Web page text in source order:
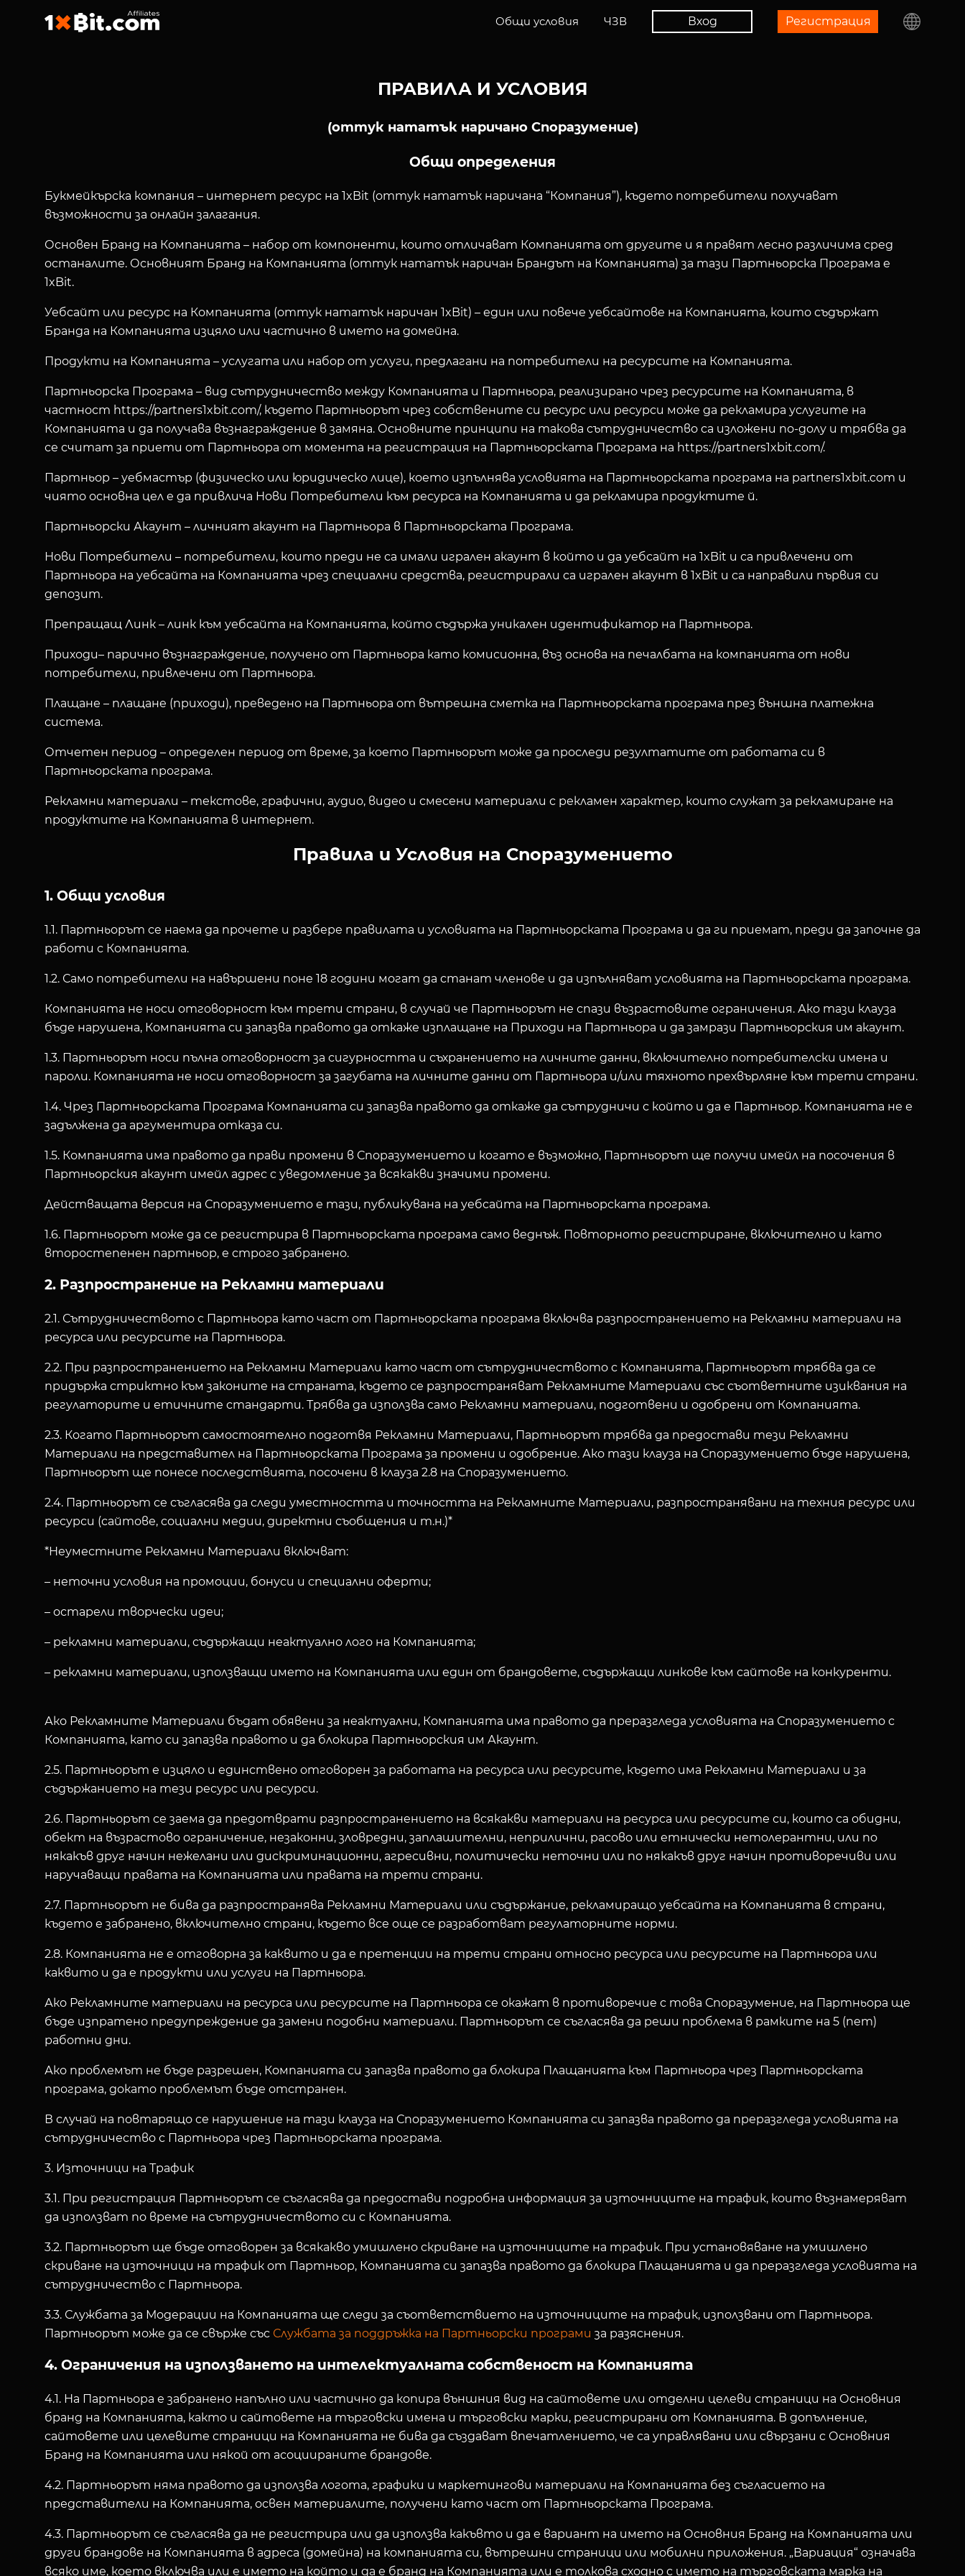
Общи условия ЧЗВ Вход Регистрaция
ПРАВИЛА И УСЛОВИЯ
(оттук нататък наричано Споразумение)
Общи определения
Букмейкърска компания – интернет ресурс на 1xBit (оттук нататък наричана “Компания”), където потребители получават
възможности за онлайн залагания.
Основен Бранд на Компанията – набор от компоненти, които отличават Компанията от другите и я правят лесно различима сред
останалите. Основният Бранд на Компанията (оттук нататък наричан Брандът на Компанията) за тази Партньорска Програма е
1xBit.
Уебсайт или ресурс на Компанията (оттук нататък наричан 1xBit) – един или повече уебсайтове на Компанията, които съдържат
Бранда на Компанията изцяло или частично в името на домейна.
Продукти на Компанията – услугата или набор от услуги, предлагани на потребители на ресурсите на Компанията.
Партньорска Програма – вид сътрудничество между Компанията и Партньора, реализирано чрез ресурсите на Компанията, в
частност https://partners1xbit.com/, където Партньорът чрез собствените си ресурс или ресурси може да рекламира услугите на
Компанията и да получава възнаграждение в замяна. Основните принципи на такова сътрудничество са изложени по-долу и трябва да
се считат за приети от Партньора от момента на регистрация на Партньорската Програма на https://partners1xbit.com/.
Партньор – уебмастър (физическо или юридическо лице), което изпълнява условията на Партньорската програма на partners1xbit.com и
чиято основна цел е да привлича Нови Потребители към ресурса на Компанията и да рекламира продуктите й.
Партньорски Акаунт – личният акаунт на Партньора в Партньорската Програма.
Нови Потребители – потребители, които преди не са имали игрален акаунт в който и да уебсайт на 1xBit и са привлечени от
Партньора на уебсайта на Компанията чрез специални средства, регистрирали са игрален акаунт в 1xBit и са направили първия си
депозит.
Препращащ Линк – линк към уебсайта на Компанията, който съдържа уникален идентификатор на Партньора.
Приходи– парично възнаграждение, получено от Партньора като комисионна, въз основа на печалбата на компанията от нови
потребители, привлечени от Партньора.
Плащане – плащане (приходи), преведено на Партньора от вътрешна сметка на Партньорската програма през външна платежна
система.
Отчетен период – определен период от време, за което Партньорът може да проследи резултатите от работата си в
Партньорската програма.
Рекламни материали – текстове, графични, аудио, видео и смесени материали с рекламен характер, които служат за рекламиране на
продуктите на Компанията в интернет.
Правила и Условия на Споразумението
1. Общи условия
1.1. Партньорът се наема да прочете и разбере правилата и условията на Партньорската Програма и да ги приемат, преди да започне да
работи с Компанията.
1.2. Само потребители на навършени поне 18 години могат да станат членове и да изпълняват условията на Партньорската програма.
Компанията не носи отговорност към трети страни, в случай че Партньорът не спази възрастовите ограничения. Ако тази клауза
бъде нарушена, Компанията си запазва правото да откаже изплащане на Приходи на Партньора и да замрази Партньорския им акаунт.
1.3. Партньорът носи пълна отговорност за сигурността и съхранението на личните данни, включително потребителски имена и
пароли. Компанията не носи отговорност за загубата на личните данни от Партньора и/или тяхното прехвърляне към трети страни.
1.4. Чрез Партньорската Програма Компанията си запазва правото да откаже да сътрудничи с който и да е Партньор. Компанията не е
задължена да аргументира отказа си.
1.5. Компанията има правото да прави промени в Споразумението и когато е възможно, Партньорът ще получи имейл на посочения в
Партньорския акаунт имейл адрес с уведомление за всякакви значими промени.
Действащата версия на Споразумението е тази, публикувана на уебсайта на Партньорската програма.
1.6. Партньорът може да се регистрира в Партньорската програма само веднъж. Повторното регистриране, включително и като
второстепенен партньор, е строго забранено.
2. Разпространение на Рекламни материали
2.1. Сътрудничеството с Партньора като част от Партньорската програма включва разпространението на Рекламни материали на
ресурса или ресурсите на Партньора.
2.2. При разпространението на Рекламни Материали като част от сътрудничеството с Компанията, Партньорът трябва да се
придържа стриктно към законите на страната, където се разпространяват Рекламните Материали със съответните изиквания на
регулаторите и етичните стандарти. Трябва да използва само Рекламни материали, подготвени и одобрени от Компанията.
2.3. Когато Партньорът самостоятелно подготвя Рекламни Материали, Партньорът трябва да предостави тези Рекламни
Материали на представител на Партньорската Програма за промени и одобрение. Ако тази клауза на Споразумението бъде нарушена,
Партньорът ще понесе последствията, посочени в клауза 2.8 на Споразумението.
2.4. Партньорът се съгласява да следи уместността и точността на Рекламните Материали, разпространявани на техния ресурс или
ресурси (сайтове, социални медии, директни съобщения и т.н.)*
*Неуместните Рекламни Материали включват:
– неточни условия на промоции, бонуси и специални оферти;
– остарели творчески идеи;
– рекламни материали, съдържащи неактуално лого на Компанията;
– рекламни материали, използващи името на Компанията или един от брандовете, съдържащи линкове към сайтове на конкуренти.
Ако Рекламните Материали бъдат обявени за неактуални, Компанията има правото да преразгледа условията на Споразумението с
Компанията, като си запазва правото и да блокира Партньорския им Акаунт.
2.5. Партньорът е изцяло и единствено отговорен за работата на ресурса или ресурсите, където има Рекламни Материали и за
съдържанието на тези ресурс или ресурси.
2.6. Партньорът се заема да предотврати разпространението на всякакви материали на ресурса или ресурсите си, които са обидни,
обект на възрастово ограничение, незаконни, зловредни, заплашителни, неприлични, расово или етнически нетолерантни, или по
някакъв друг начин нежелани или дискриминационни, агресивни, политически неточни или по някакъв друг начин противоречиви или
наручаващи правата на Компанията или правата на трети страни.
2.7. Партньорът не бива да разпространява Рекламни Материали или съдържание, рекламиращо уебсайта на Компанията в страни,
където е забранено, включително страни, където все още се разработват регулаторните норми.
2.8. Компанията не е отговорна за каквито и да е претенции на трети страни относно ресурса или ресурсите на Партньора или
каквито и да е продукти или услуги на Партньора.
Ако Рекламните материали на ресурса или ресурсите на Партньора се окажат в противоречие с това Споразумение, на Партньора ще
бъде изпратено предупреждение да замени подобни материали. Партньорът се съгласява да реши проблема в рамките на 5 (пет)
работни дни.
Ако проблемът не бъде разрешен, Компанията си запазва правото да блокира Плащанията към Партньора чрез Партньорската
програма, докато проблемът бъде отстранен.
В случай на повтарящо се нарушение на тази клауза на Споразумението Компанията си запазва правото да преразгледа условията на
сътрудничество с Партньора чрез Партньорската програма.
3. Източници на Трафик
3.1. При регистрация Партньорът се съгласява да предостави подробна информация за източниците на трафик, които възнамеряват
да използват по време на сътрудничеството си с Компанията.
3.2. Партньорът ще бъде отговорен за всякакво умишлено скриване на източниците на трафик. При установяване на умишлено
скриване на източници на трафик от Партньор, Компанията си запазва правото да блокира Плащанията и да преразгледа условията на
сътрудничество с Партньора.
3.3. Службата за Модерации на Компанията ще следи за съответствието на източниците на трафик, използвани от Партньора.
Партньорът може да се свърже със Службата за поддръжка на Партньорски програми за разяснения.
4. Ограничения на използването на интелектуалната собственост на Компанията
4.1. На Партньора е забранено напълно или частично да копира външния вид на сайтовете или отделни целеви страници на Основния
бранд на Компанията, както и сайтовете на търговски имена и търговски марки, регистрирани от Компанията. В допълнение,
сайтовете или целевите страници на Компанията не бива да създават впечатлението, че са управлявани или свързани с Основния
Бранд на Компанията или някой от асоциираните брандове.
4.2. Партньорът няма правото да използва логота, графики и маркетингови материали на Компанията без съгласието на
представители на Компанията, освен материалите, получени като част от Партньорската Програма.
4.3. Партньорът се съгласява да не регистрира или да използва какъвто и да е вариант на името на Основния Бранд на Компанията или
други брандове на Компанията в адреса (домейна) на компанията си, вътрешни страници или мобилни приложения. „Вариация“ означава
всяко име, което включва или е името на който и да е бранд на Компанията или е толкова сходно с името на търговската марка на